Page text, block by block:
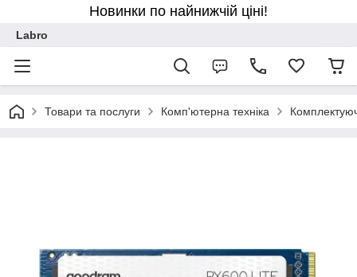
Новинки по найнижчій ціні!
Labro
Товари та послуги Комп'ютерна техніка